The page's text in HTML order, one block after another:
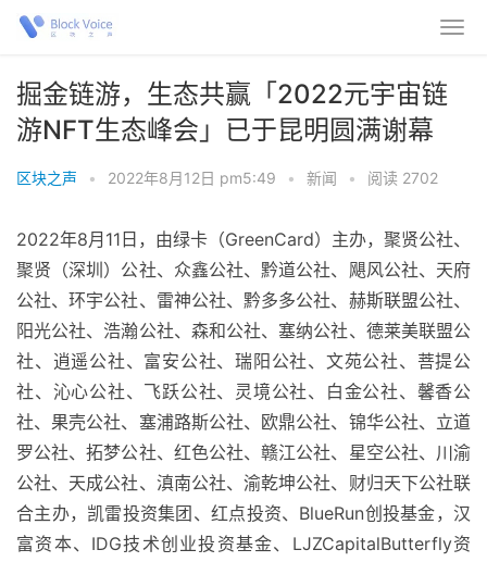
掘金链游，生态共赢「2022元宇宙链
游NFT生态峰会」已于昆明圆满谢幕
区块之声 • 2022年8月12日 pm5:49 • 新闻 • 阅读 2702
2022年8月11日，由绿卡（GreenCard）主办，聚贤公社、
聚贤（深圳）公社、众鑫公社、黔道公社、飓风公社、天府
公社、环宇公社、雷神公社、黔多多公社、赫斯联盟公社、
阳光公社、浩瀚公社、森和公社、塞纳公社、德莱美联盟公
社、逍遥公社、富安公社、瑞阳公社、文苑公社、菩提公
社、沁心公社、飞跃公社、灵境公社、白金公社、馨香公
社、果壳公社、塞浦路斯公社、欧鼎公社、锦华公社、立道
罗公社、拓梦公社、红色公社、赣江公社、星空公社、川渝
公社、天成公社、滇南公社、渝乾坤公社、财归天下公社联
合主办，凯雷投资集团、红点投资、BlueRun创投基金，汉
富资本、IDG技术创业投资基金、LJZCapitalButterfly资